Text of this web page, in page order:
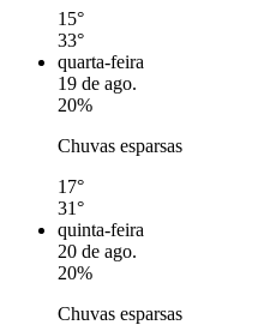
15°
33°
quarta-feira
19 de ago.
20%
Chuvas esparsas
17°
31°
quinta-feira
20 de ago.
20%
Chuvas esparsas